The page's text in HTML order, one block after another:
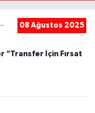
08 Ağustos 2025
“Transfer İçin Fırsat